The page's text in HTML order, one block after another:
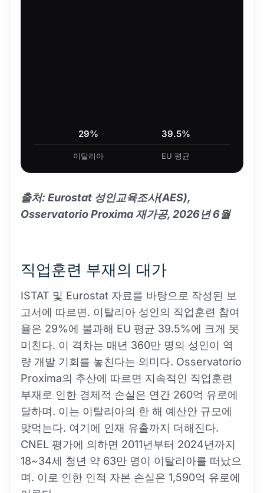
29% 39.5%
이탈리아 EU 평균
출처: Eurostat 성인교육조사(AES),
Osservatorio Proxima 재가공, 2026년 6월
직업훈련 부재의 대가
ISTAT 및 Eurostat 자료를 바탕으로 작성된 보
고서에 따르면. 이탈리아 성인의 직업훈련 참여
율은 29%에 불과해 EU 평균 39.5%에 크게 못
미친다. 이 격차는 매년 360만 명의 성인이 역
량 개발 기회를 놓친다는 의미다. Osservatorio
Proxima의 추산에 따르면 지속적인 직업훈련
부재로 인한 경제적 손실은 연간 260억 유로에
달하며. 이는 이탈리아의 한 해 예산안 규모에
맞먹는다. 여기에 인재 유출까지 더해진다.
CNEL 평가에 의하면 2011년부터 2024년까지
18~34세 청년 약 63만 명이 이탈리아를 떠났으
며. 이로 인한 인적 자본 손실은 1,590억 유로에